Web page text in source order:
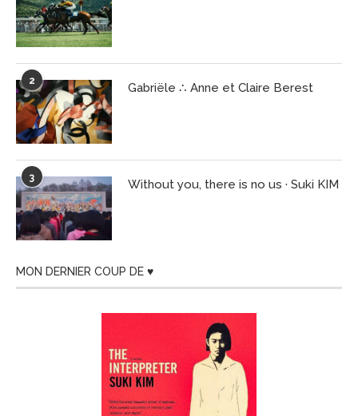
2 Gabriële ∴ Anne et Claire Berest
3 Without you, there is no us · Suki KIM
MON DERNIER COUP DE ♥